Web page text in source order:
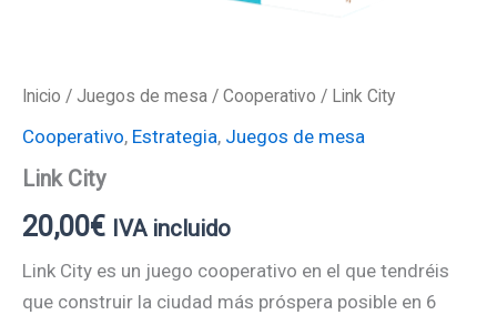
Inicio / Juegos de mesa / Cooperativo / Link City
Cooperativo, Estrategia, Juegos de mesa
Link City
20,00€ IVA incluido
Link City es un juego cooperativo en el que tendréis
que construir la ciudad más próspera posible en 6